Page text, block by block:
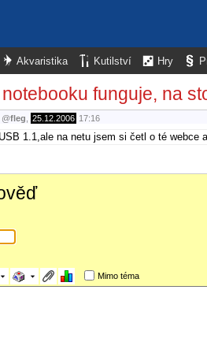
Akvaristika Kutilství Hry
funguje, na
@fleg 25.12.2006 17:16
1.1,ale na netu jsem si četl o té
Mimo téma